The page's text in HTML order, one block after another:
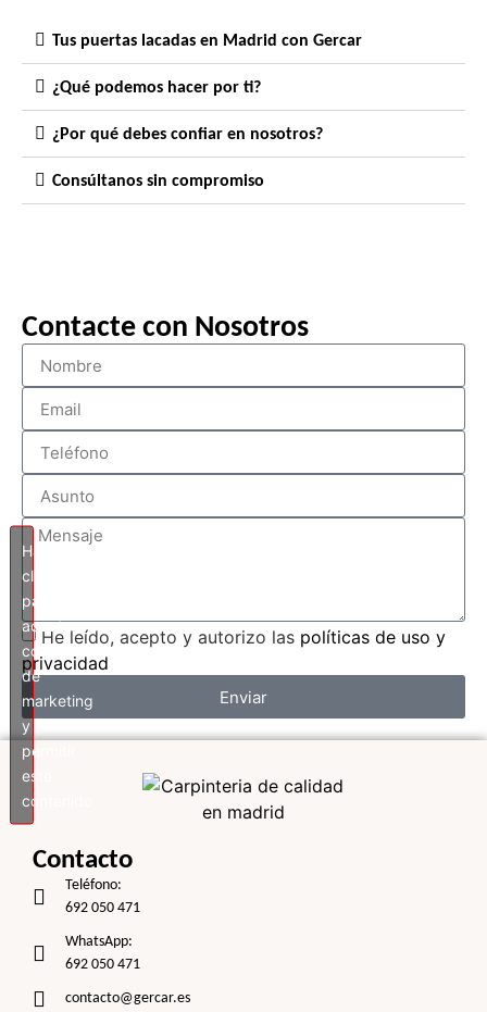
Tus puertas lacadas en Madrid con Gercar
¿Qué podemos hacer por ti?
¿Por qué debes confiar en nosotros?
Consúltanos sin compromiso
Contacte con Nosotros
He leído, acepto y autorizo las políticas de uso y
privacidad
Haz
clic
para
aceptar
cookies
de
marketing
y
permitir
este
contenido
Enviar
Contacto
Teléfono:
692 050 471
WhatsApp:
692 050 471
contacto@gercar.es